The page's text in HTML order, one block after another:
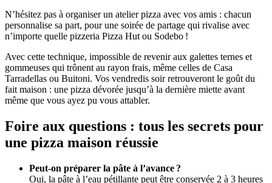
N’hésitez pas à organiser un atelier pizza avec vos amis : chacun
personnalise sa part, pour une soirée de partage qui rivalise avec
n’importe quelle pizzeria Pizza Hut ou Sodebo !
Avec cette technique, impossible de revenir aux galettes ternes et
gommeuses qui trônent au rayon frais, même celles de Casa
Tarradellas ou Buitoni. Vos vendredis soir retrouveront le goût du
fait maison : une pizza dévorée jusqu’à la dernière miette avant
même que vous ayez pu vous attabler.
Foire aux questions : tous les secrets pour
une pizza maison réussie
Peut-on préparer la pâte à l’avance ?
Oui, la pâte à l’eau pétillante peut être conservée 2 à 3 heures